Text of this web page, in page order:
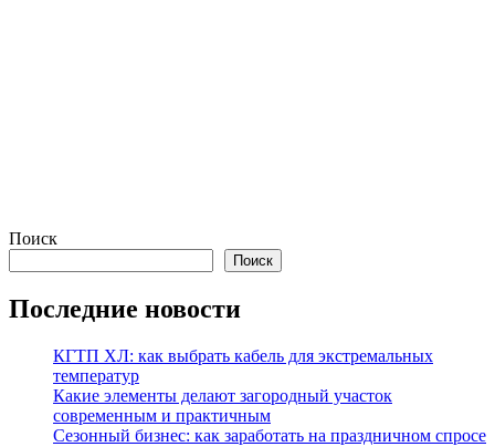
Поиск
Поиск
Последние новости
КГТП ХЛ: как выбрать кабель для экстремальных
температур
Какие элементы делают загородный участок
современным и практичным
Сезонный бизнес: как заработать на праздничном спросе